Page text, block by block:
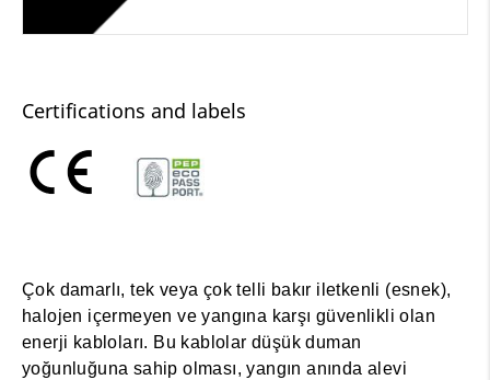
Certifications and labels
Çok damarlı, tek veya çok telli bakır iletkenli (esnek),
halojen içermeyen ve yangına karşı güvenlikli olan
enerji kabloları. Bu kablolar düşük duman
yoğunluğuna sahip olması, yangın anında alevi